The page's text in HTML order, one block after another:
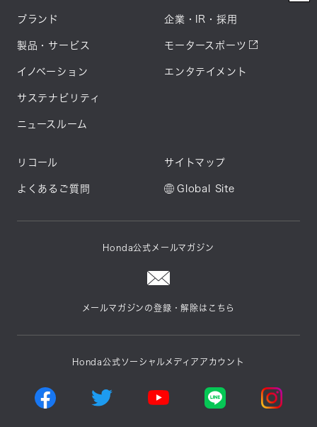
ブランド
製品・サービス
イノベーション
サステナビリティ
ニュースルーム
企業・IR・採用
モータースポーツ
エンタテイメント
リコール
よくあるご質問
サイトマップ
Global Site
Honda公式メールマガジン
メールマガジンの登録・解除はこちら
Honda公式ソーシャルメディアアカウント